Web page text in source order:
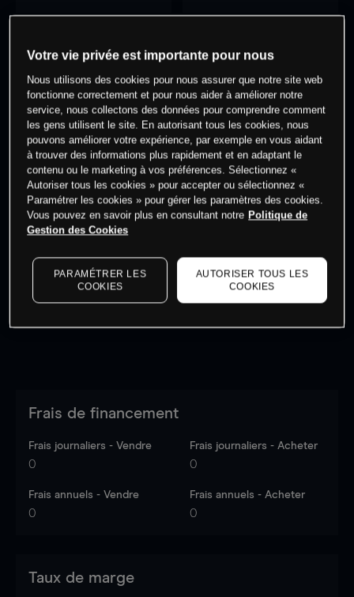
0% des clients ont une position à
cet actif
Commencez à trader
Les prix sont indicatifs.
dernières données du marché.Log into see latest
market data
Frais de financement
Frais journaliers - Vendre
0
Frais journaliers - Acheter
0
Frais annuels - Vendre
0
Frais annuels - Acheter
0
Taux de marge
Votre vie privée est importante pour nous
Nous utilisons des cookies pour nous assurer que notre site web
fonctionne correctement et pour nous aider à améliorer notre
service, nous collectons des données pour comprendre comment
les gens utilisent le site. En autorisant tous les cookies, nous
pouvons améliorer votre expérience, par exemple en vous aidant
à trouver des informations plus rapidement et en adaptant le
contenu ou le marketing à vos préférences. Sélectionnez «
Autoriser tous les cookies » pour accepter ou sélectionnez «
Paramétrer les cookies » pour gérer les paramètres des cookies.
Vous pouvez en savoir plus en consultant notre Politique de
Gestion des Cookies
PARAMÉTRER LES
COOKIES
AUTORISER TOUS LES
COOKIES